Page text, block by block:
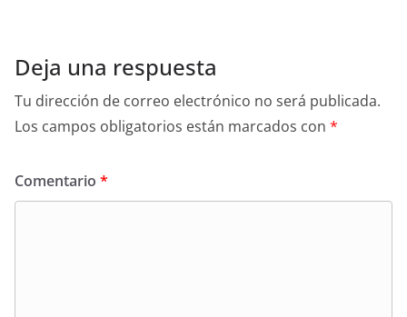
Deja una respuesta
Tu dirección de correo electrónico no será publicada.
Los campos obligatorios están marcados con *
Comentario *